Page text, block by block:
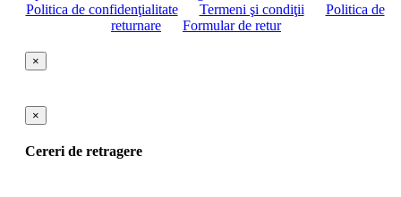
Politica de confidenţialitate Termeni şi condiţii
Politica de
returnare
Formular de retur
×
×
Cereri de retragere